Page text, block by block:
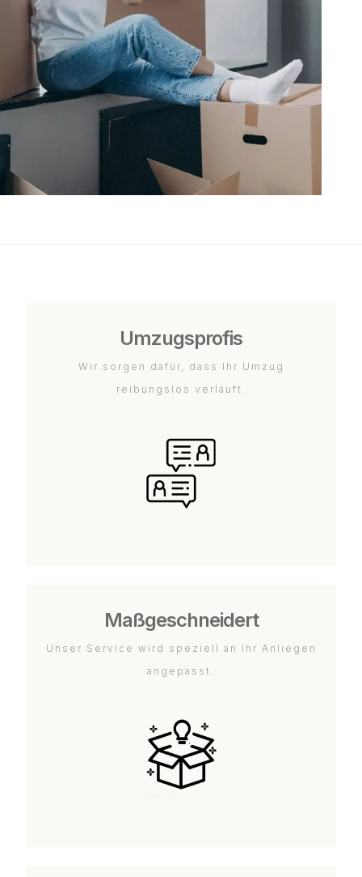
Umzugsprofis
Wir sorgen dafür, dass Ihr Umzug
reibungslos verläuft.
Maßgeschneidert
Unser Service wird speziell an Ihr Anliegen
angepasst.